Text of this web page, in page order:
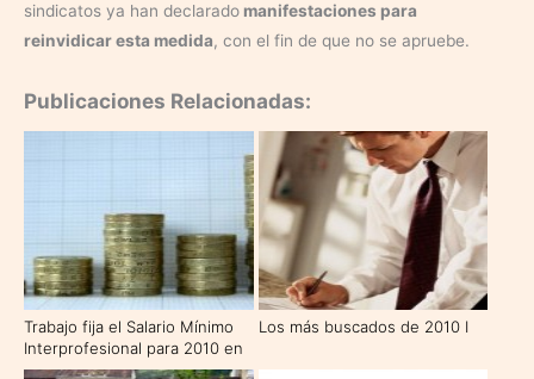
sindicatos ya han declarado manifestaciones para
reinvidicar esta medida, con el fin de que no se apruebe.
Publicaciones Relacionadas:
Trabajo fija el Salario Mínimo
Interprofesional para 2010 en
633,30 euros mensuales
Los más buscados de 2010 I